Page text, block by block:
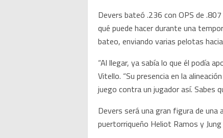
Devers bateó .236 con OPS de
qué puede hacer durante una
bateo, enviando varias pelotas
“Al llegar, ya sabía lo que él podía
Vitello. “Su presencia en la
juego contra un jugador así. Sabes
Devers será una gran figura de una
puertorriqueño Heliot Ramos y